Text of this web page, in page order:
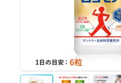
一番」日本轉運基本教學